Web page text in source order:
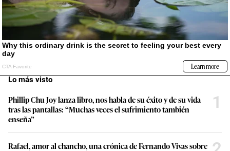
Lo más visto
Phillip Chu Joy lanza libro, nos habla de su éxito y de su vida
tras las pantallas: “Muchas veces el sufrimiento también
enseña”
1
Rafael, amor al chancho, una crónica de Fernando Vivas sobre